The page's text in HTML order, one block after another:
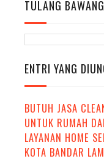
TULANG
ENTRI YANG
BUTUH JASA
UNTUK RUMAH
LAYANAN HOME
KOTA BANDAR